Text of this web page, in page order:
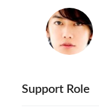
Support Role